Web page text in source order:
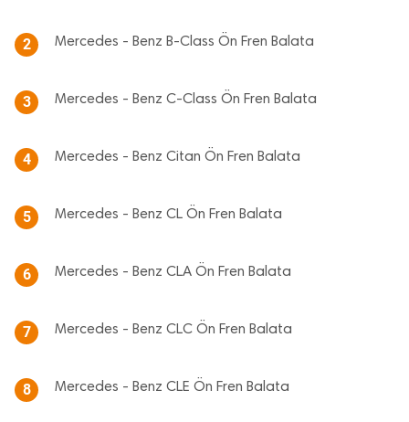
2 Mercedes - Benz B-Class Ön Fren Balata
3 Mercedes - Benz C-Class Ön Fren Balata
4 Mercedes - Benz Citan Ön Fren Balata
5 Mercedes - Benz CL Ön Fren Balata
6 Mercedes - Benz CLA Ön Fren Balata
7 Mercedes - Benz CLC Ön Fren Balata
8 Mercedes - Benz CLE Ön Fren Balata